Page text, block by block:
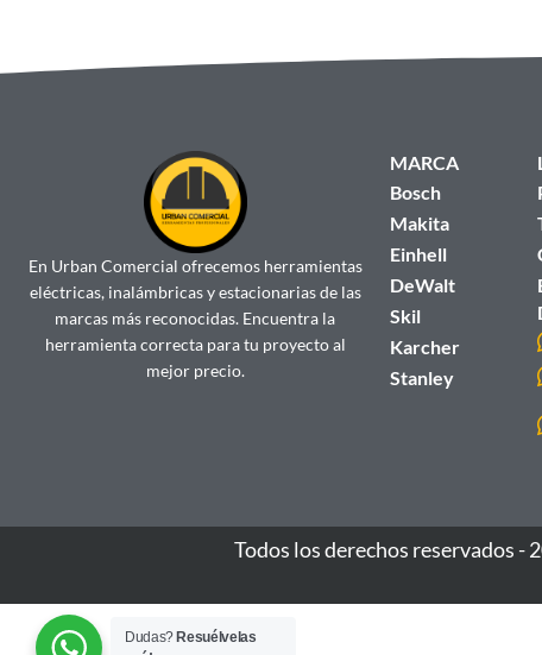
En Urban Comercial ofrecemos herramientas
eléctricas, inalámbricas y estacionarias de las
marcas más reconocidas. Encuentra la
herramienta correcta para tu proyecto al
mejor precio.
MARCA
Bosch
Makita
Einhell
DeWalt
Skil
Karcher
Stanley
Todos los derechos reservados -
Dudas? Resuélvelas